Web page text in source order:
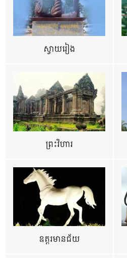
ស្វាយរៀង
ព្រះវិហារ
ឧត្ដរមានជ័យ